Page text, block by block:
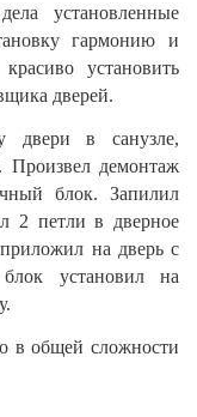
установленные
гармонию и
установить
дверей.
двери в санузле,
Произвел демонтаж
блок. Запилил
2 петли в дверное
на дверь с
установил на
в общей сложности